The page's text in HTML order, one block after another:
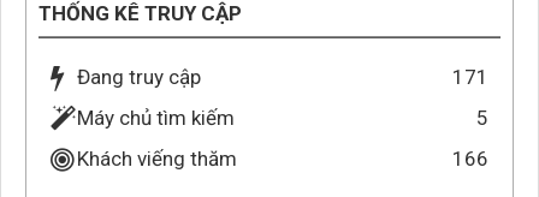
THỐNG KÊ TRUY CẬP
Đang truy cập
171
Máy chủ tìm kiếm
5
Khách viếng thăm
166